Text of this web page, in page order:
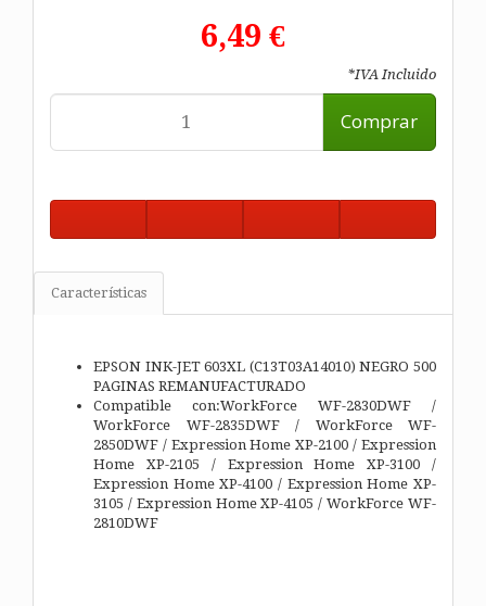
6,49 €
*IVA Incluido
Comprar
Características
EPSON INK-JET 603XL (C13T03A14010) NEGRO 500
PAGINAS REMANUFACTURADO
Compatible con:WorkForce WF-2830DWF /
WorkForce WF-2835DWF / WorkForce WF-
2850DWF / Expression Home XP-2100 / Expression
Home XP-2105 / Expression Home XP-3100 /
Expression Home XP-4100 / Expression Home XP-
3105 / Expression Home XP-4105 / WorkForce WF-
2810DWF